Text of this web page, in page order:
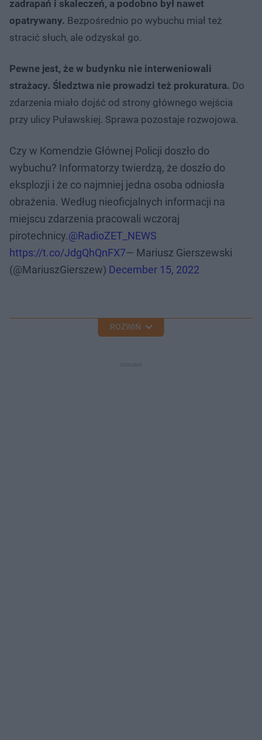
zadrapań i skaleczeń, a podobno był nawet
opatrywany. Bezpośrednio po wybuchu miał też
stracić słuch, ale odzyskał go.
Pewne jest, że w budynku nie interweniowali
strażacy. Śledztwa nie prowadzi też prokuratura. Do
zdarzenia miało dojść od strony głównego wejścia
przy ulicy Puławskiej. Sprawa pozostaje rozwojowa.
Czy w Komendzie Głównej Policji doszło do
wybuchu? Informatorzy twierdzą, że doszło do
eksplozji i że co najmniej jedna osoba odniosła
obrażenia. Według nieoficjalnych informacji na
miejscu zdarzenia pracowali wczoraj
pirotechnicy.@RadioZET_NEWS
https://t.co/JdgQhQnFX7— Mariusz Gierszewski
(@MariuszGierszew) December 15, 2022
ROZWIŃ